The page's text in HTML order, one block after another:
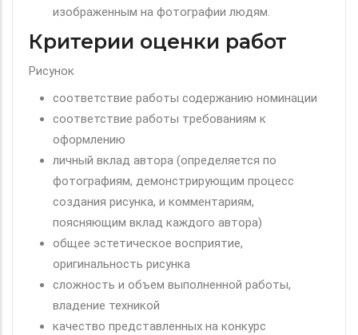
изображенным на фотографии людям.
Критерии оценки работ
Рисунок
соответствие работы содержанию номинации
соответствие работы требованиям к
оформлению
личный вклад автора (определяется по
фотографиям, демонстрирующим процесс
создания рисунка, и комментариям,
поясняющим вклад каждого автора)
общее эстетическое восприятие,
оригинальность рисунка
сложность и объем выполненной работы,
владение техникой
качество представленных на конкурс